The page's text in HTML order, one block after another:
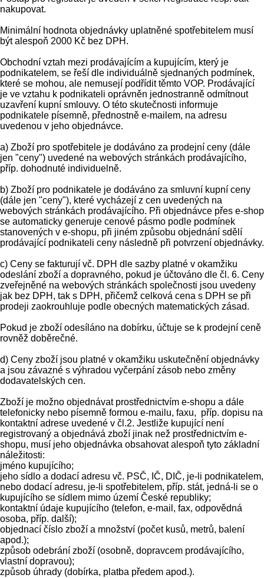
nakupovat.
Minimální hodnota objednávky uplatněné spotřebitelem musí
být alespoň 2000 Kč bez DPH.
Obchodní vztah mezi prodávajícím a kupujícím, který je
podnikatelem, se řeší dle individuálně sjednaných podmínek,
které se mohou, ale nemusejí podřídit těmto VOP. Prodávající
je ve vztahu k podnikateli oprávněn jednostranně odmítnout
uzavření kupní smlouvy. O této skutečnosti informuje
podnikatele písemně, přednostně e-mailem, na adresu
uvedenou v jeho objednávce.
a) Zboží pro spotřebitele je dodáváno za prodejní ceny (dále
jen "ceny") uvedené na webových stránkách prodávajícího,
příp. dohodnuté individuelně.
b) Zboží pro podnikatele je dodáváno za smluvní kupní ceny
(dále jen "ceny"), které vycházejí z cen uvedených na
webových stránkách prodávajícího. Při objednávce přes e-shop
se automaticky generuje cenové pásmo podle podmínek
stanovených v e-shopu, při jiném způsobu objednání sdělí
prodávající podnikateli ceny následně při potvrzení objednávky.
c) Ceny se fakturují vč. DPH dle sazby platné v okamžiku
odeslání zboží a dopravného, pokud je účtováno dle čl. 6. Ceny
zveřejněné na webových stránkách společnosti jsou uvedeny
jak bez DPH, tak s DPH, přičemž celková cena s DPH se při
prodeji zaokrouhluje podle obecných matematických zásad.
Pokud je zboží odesíláno na dobírku, účtuje se k prodejní ceně
rovněž doběrečné.
d) Ceny zboží jsou platné v okamžiku uskutečnění objednávky
a jsou závazné s výhradou vyčerpání zásob nebo změny
dodavatelských cen.
Zboží je možno objednávat prostřednictvím e-shopu a dále
telefonicky nebo písemně formou e-mailu, faxu, příp. dopisu na
kontaktní adrese uvedené v čl.2. Jestliže kupující není
registrovaný a objednává zboží jinak než prostřednictvím e-
shopu, musí jeho objednávka obsahovat alespoň tyto základní
náležitosti:
jméno kupujícího;
jeho sídlo a dodací adresu vč. PSČ, IČ, DIČ, je-li podnikatelem,
nebo dodací adresu, je-li spotřebitelem, příp. stát, jedná-li se o
kupujícího se sídlem mimo území České republiky;
kontaktní údaje kupujícího (telefon, e-mail, fax, odpovědná
osoba, příp. další);
objednací číslo zboží a množství (počet kusů, metrů, balení
apod.);
způsob odebrání zboží (osobně, dopravcem prodávajícího,
vlastní dopravou);
způsob úhrady (dobírka, platba předem apod.).